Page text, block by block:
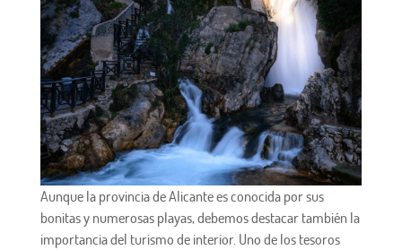
Aunque la provincia de Alicante es conocida por sus
bonitas y numerosas playas, debemos destacar también la
importancia del turismo de interior. Uno de los tesoros